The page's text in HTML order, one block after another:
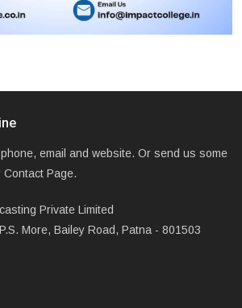
email and website. Or send us some
Page.
Private Limited
More, Bailey Road, Patna - 801503